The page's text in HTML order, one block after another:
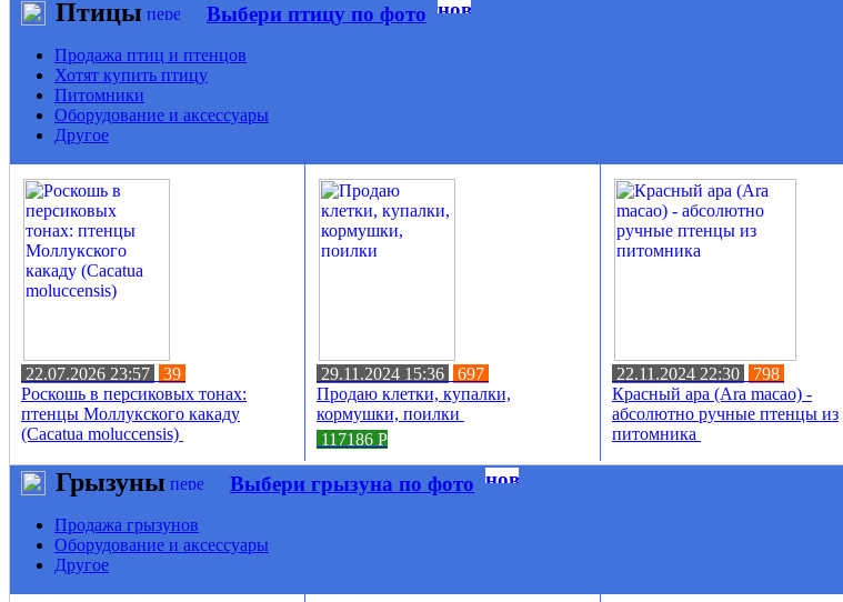
Птицы Выбери птицу по фото
Продажа птиц и птенцов
Хотят купить птицу
Питомники
Оборудование и аксессуары
Другое
22.07.2026 23:57
39
Роскошь в персиковых тонах:
птенцы Моллукского какаду
(Cacatua moluccensis)
29.11.2024 15:36
697
Продаю клетки, купалки,
кормушки, поилки
117186 Р
22.11.2024 22:30
798
Красный ара (Ara macao) -
абсолютно ручные птенцы из
питомника
Грызуны Выбери грызуна по фото
Продажа грызунов
Оборудование и аксессуары
Другое